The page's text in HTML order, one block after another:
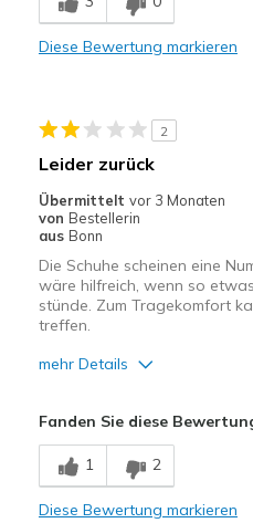
Freizeitkleidung
Meine Meinung zu Schuhen
Diese Bewertung markieren
2
Leider zurück
Übermittelt vor 3 Monaten
von Bestellerin
aus Bonn
Die Schuhe scheinen eine
wäre hilfreich, wenn so
stünde. Zum Tragekomfort
treffen.
mehr Details
Fanden Sie diese
1 2
Diese Bewertung markieren